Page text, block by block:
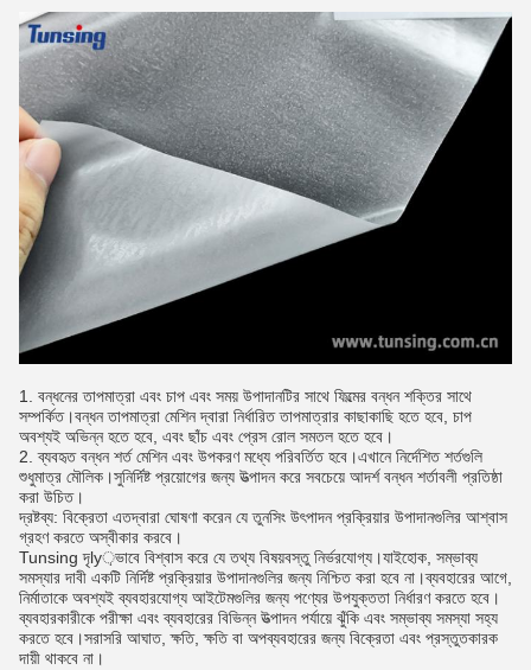
1. বন্ধনের তাপমাত্রা এবং চাপ এবং সময় উপাদানটির সাথে ফিল্মের বন্ধন শক্তির সাথে
সম্পর্কিত।বন্ধন তাপমাত্রা মেশিন দ্বারা নির্ধারিত তাপমাত্রার কাছাকাছি হতে হবে, চাপ
অবশ্যই অভিন্ন হতে হবে, এবং ছাঁচ এবং প্রেস রোল সমতল হতে হবে।
2. ব্যবহৃত বন্ধন শর্ত মেশিন এবং উপকরণ মধ্যে পরিবর্তিত হবে।এখানে নির্দেশিত শর্তগুলি
শুধুমাত্র মৌলিক।সুনির্দিষ্ট প্রয়োগের জন্য উত্পাদন করে সবচেয়ে আদর্শ বন্ধন শর্তাবলী প্রতিষ্ঠা
করা উচিত।
দ্রষ্টব্য: বিক্রেতা এতদ্বারা ঘোষণা করেন যে তুনসিং উৎপাদন প্রক্রিয়ার উপাদানগুলির আশ্বাস
গ্রহণ করতে অস্বীকার করবে।
Tunsing দৃly়ভাবে বিশ্বাস করে যে তথ্য বিষয়বস্তু নির্ভরযোগ্য।যাইহোক, সম্ভাব্য
সমস্যার দাবী একটি নির্দিষ্ট প্রক্রিয়ার উপাদানগুলির জন্য নিশ্চিত করা হবে না।ব্যবহারের আগে,
নির্মাতাকে অবশ্যই ব্যবহারযোগ্য আইটেমগুলির জন্য পণ্যের উপযুক্ততা নির্ধারণ করতে হবে।
ব্যবহারকারীকে পরীক্ষা এবং ব্যবহারের বিভিন্ন উত্পাদন পর্যায়ে ঝুঁকি এবং সম্ভাব্য সমস্যা সহ্য
করতে হবে।সরাসরি আঘাত, ক্ষতি, ক্ষতি বা অপব্যবহারের জন্য বিক্রেতা এবং প্রস্তুতকারক
দায়ী থাকবে না।